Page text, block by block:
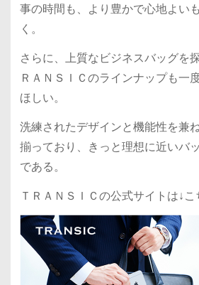
事の時間も、より豊かで心地よい
く。
さらに、上質なビジネスバッグを
ＲＡＮＳＩＣのラインナップも一
ほしい。
洗練されたデザインと機能性を兼
揃っており、きっと理想に近いバ
である。
ＴＲＡＮＳＩＣの公式サイトは↓こ